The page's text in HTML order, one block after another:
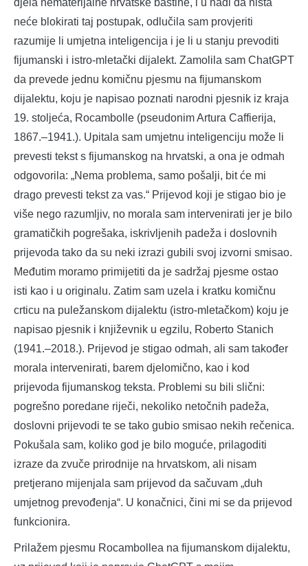
neće blokirati taj postupak, odlučila sam provjeriti
razumije li umjetna inteligencija i je li u stanju prevoditi
fijumanski i istro-mletački dijalekt. Zamolila sam ChatGPT
da prevede jednu komičnu pjesmu na fijumanskom
dijalektu, koju je napisao poznati narodni pjesnik iz kraja
19. stoljeća, Rocambolle (pseudonim Artura Caffierija,
1867.–1941.). Upitala sam umjetnu inteligenciju može li
prevesti tekst s fijumanskog na hrvatski, a ona je odmah
odgovorila: „Nema problema, samo pošalji, bit će mi
drago prevesti tekst za vas.“ Prijevod koji je stigao bio je
više nego razumljiv, no morala sam intervenirati jer je bilo
gramatičkih pogrešaka, iskrivljenih padeža i doslovnih
prijevoda tako da su neki izrazi gubili svoj izvorni smisao.
Međutim moramo primijetiti da je sadržaj pjesme ostao
isti kao i u originalu. Zatim sam uzela i kratku komičnu
crticu na puležanskom dijalektu (istro-mletačkom) koju je
napisao pjesnik i književnik u egzilu, Roberto Stanich
(1941.–2018.). Prijevod je stigao odmah, ali sam također
morala intervenirati, barem djelomično, kao i kod
prijevoda fijumanskog teksta. Problemi su bili slični:
pogrešno poredane riječi, nekoliko netočnih padeža,
doslovni prijevodi te se tako gubio smisao nekih rečenica.
Pokušala sam, koliko god je bilo moguće, prilagoditi
izraze da zvuče prirodnije na hrvatskom, ali nisam
pretjerano mijenjala sam prijevod da sačuvam „duh
umjetnog prevođenja“. U konačnici, čini mi se da prijevod
funkcionira.
Prilažem pjesmu Rocambollea na fijumanskom dijalektu,